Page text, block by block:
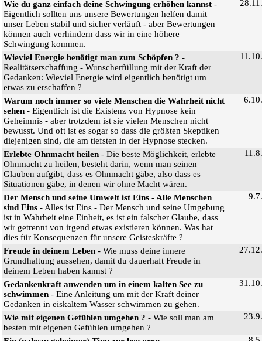
Wie du ganz einfach deine Schwingung erhöhen kannst -
Eigentlich sollten uns unsere Bewertungen helfen damit
unser Leben stabil und sicher verläuft - aber Bewertungen
können auch verhindern dass wir in eine höhere
Schwingung kommen.
Wieviel Energie benötigt man zum Schöpfen ? -
Realitätserschaffung - Wunscherfüllung mit der Kraft der
Gedanken: Wieviel Energie wird eigentlich benötigt um
etwas zu erschaffen ?
Warum noch immer so viele Menschen die Wahrheit nicht
sehen - Eigentlich ist die Existenz von Hypnose kein
Geheimnis - aber trotzdem ist sie vielen Menschen nicht
bewusst. Und oft ist es sogar so dass die größten Skeptiken
diejenigen sind, die am tiefsten in der Hypnose stecken.
Erlebte Ohnmacht heilen - Die beste Möglichkeit, erlebte
Ohnmacht zu heilen, besteht darin, wenn man seinen
Glauben aufgibt, dass es Ohnmacht gäbe, also dass es
Situationen gäbe, in denen wir ohne Macht wären.
Der Mensch und seine Umwelt ist Eins - Alle Menschen
sind Eins - Alles ist Eins - Der Mensch und seine Umgebung
ist in Wahrheit eine Einheit, es ist ein falscher Glaube, dass
wir getrennt von irgend etwas existieren können. Was hat
dies für Konsequenzen für unsere Geisteskräfte ?
Freude in deinem Leben - Wie muss deine innere
Grundhaltung aussehen, damit du dauerhaft Freude in
deinem Leben haben kannst ?
Gedankenkraft anwenden um in einem kalten See zu
schwimmen - Eine Anleitung um mit der Kraft deiner
Gedanken in eiskaltem Wasser schwimmen zu gehen.
Wie mit eigenen Gefühlen umgehen ? - Wie soll man am
besten mit eigenen Gefühlen umgehen ?